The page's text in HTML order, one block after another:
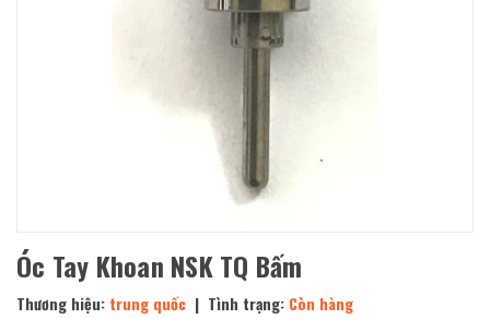
Óc Tay Khoan NSK TQ Bấm
Thương hiệu: trung quốc | Tình trạng: Còn hàng